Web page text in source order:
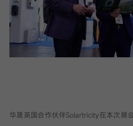
华晟英国合作伙伴Solartricity在本次展